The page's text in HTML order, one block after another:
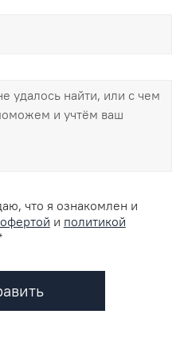
что я ознакомлен и
офертой и политикой